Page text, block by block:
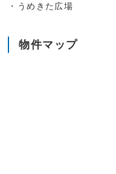
・うめきた広場
物件マップ